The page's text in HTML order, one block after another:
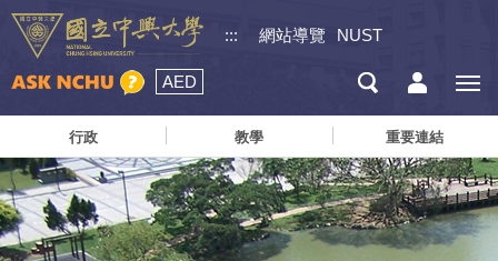
::: 網站導覽 NUST
AED
行政 教學 重要連結